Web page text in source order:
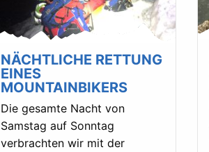
NÄCHTLICHE RETTUNG
EINES
MOUNTAINBIKERS
Die gesamte Nacht von
Samstag auf Sonntag
verbrachten wir mit der